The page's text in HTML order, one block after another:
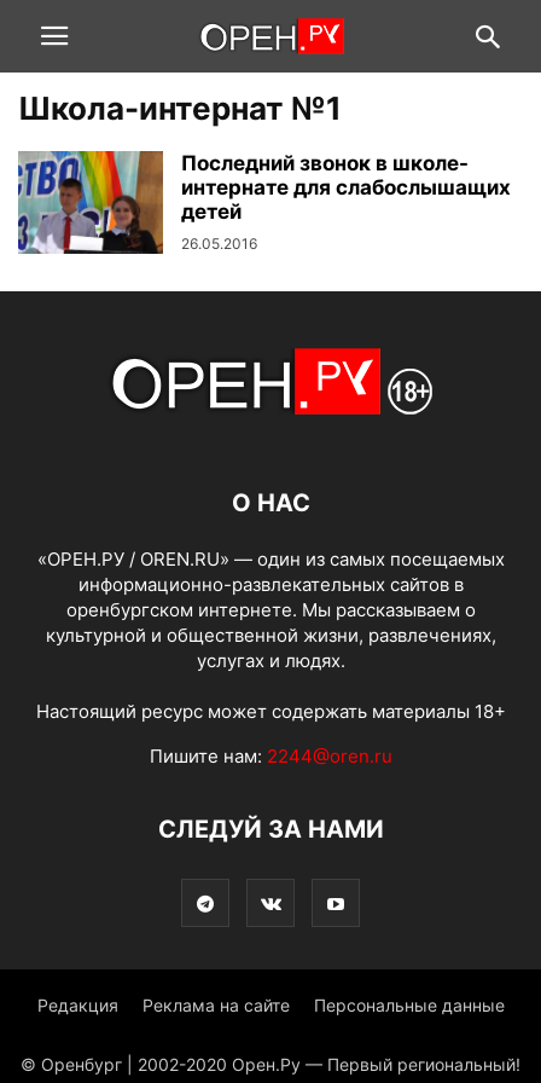
Школа-интернат №1
Последний звонок в школе-
интернате для слабослышащих
детей
26.05.2016
О НАС
«ОРЕН.РУ / OREN.RU» — один из самых посещаемых
информационно-развлекательных сайтов в
оренбургском интернете. Мы рассказываем о
культурной и общественной жизни, развлечениях,
услугах и людях.
Настоящий ресурс может содержать материалы 18+
Пишите нам: 2244@oren.ru
СЛЕДУЙ ЗА НАМИ
Редакция Реклама на сайте Персональные данные
© Оренбург | 2002-2020 Орен.Ру — Первый региональный!